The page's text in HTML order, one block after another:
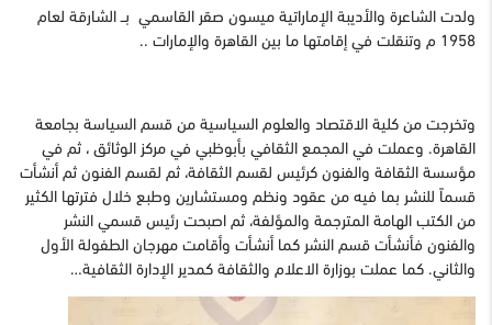
ولدت الشاعرة والأديبة الإماراتية ميسون صقر القاسمي بــ الشارقة لعام
1958 م وتنقلت في إقامتها ما بين القاهرة والإمارات ..
وتخرجت من كلية الاقتصاد والعلوم السياسية من قسم السياسة بجامعة
القاهرة. وعملت في المجمع الثقافي بأبوظبي في مركز الوثائق ، ثم في
مؤسسة الثقافة والفنون كرئيس لقسم الثقافة، ثم لقسم الفنون ثم أنشأت
قسماً للنشر بما فيه من عقود ونظم ومستشارين وطبع خلال فترتها الكثير
من الكتب الهامة المترجمة والمؤلفة، ثم اصبحت رئيس قسمي النشر
والفنون فأنشأت قسم النشر كما أنشأت وأقامت مهرجان الطفولة الأول
والثاني. كما عملت بوزارة الاعلام والثقافة كمدير الإدارة الثقافية…